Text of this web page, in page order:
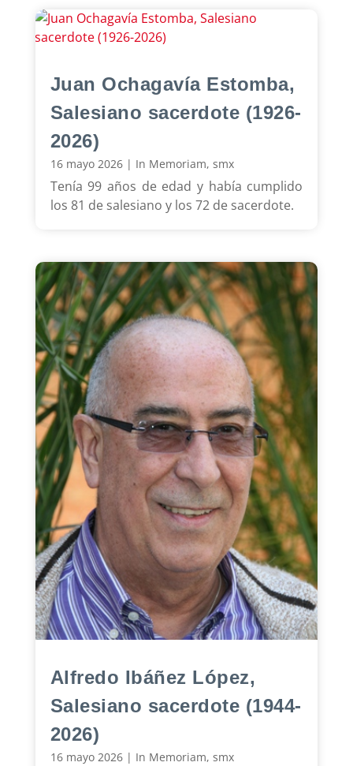
Juan Ochagavía Estomba,
Salesiano sacerdote (1926-
2026)
16 mayo 2026| In Memoriam, smx
Tenía 99 años de edad y había cumplido
los 81 de salesiano y los 72 de sacerdote.
Alfredo Ibáñez López,
Salesiano sacerdote (1944-
2026)
16 mayo 2026| In Memoriam, smx